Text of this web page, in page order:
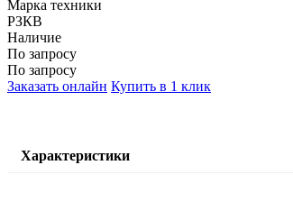
Марка техники
РЗКВ
Наличие
По запросу
По запросу
Заказать онлайн Купить в 1 клик
Характеристики